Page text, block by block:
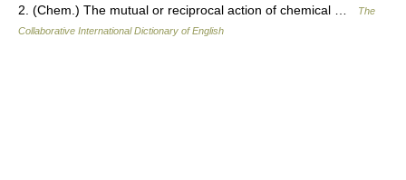
2. (Chem.) The mutual or reciprocal action of chemical …
The
Collaborative International Dictionary of English